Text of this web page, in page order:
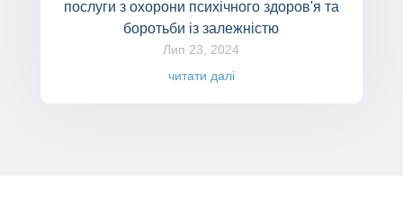
послуги з охорони психічного здоров'я та
боротьби із залежністю
Лип 23, 2024
читати далі